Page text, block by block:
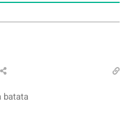
batata